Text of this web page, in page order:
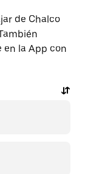
de Chalco
la App con